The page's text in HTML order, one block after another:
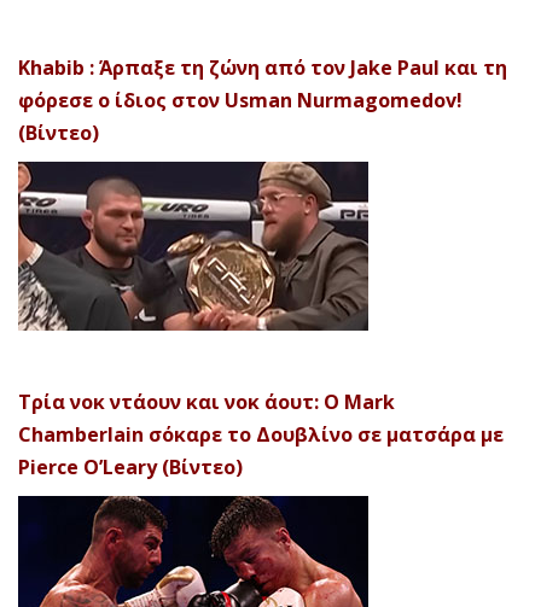
Khabib : Άρπαξε τη ζώνη από τον Jake Paul και τη
φόρεσε ο ίδιος στον Usman Nurmagomedov!
(Βίντεο)
Τρία νοκ ντάουν και νοκ άουτ: Ο Mark
Chamberlain σόκαρε το Δουβλίνο σε ματσάρα με
Pierce O’Leary (Βίντεο)